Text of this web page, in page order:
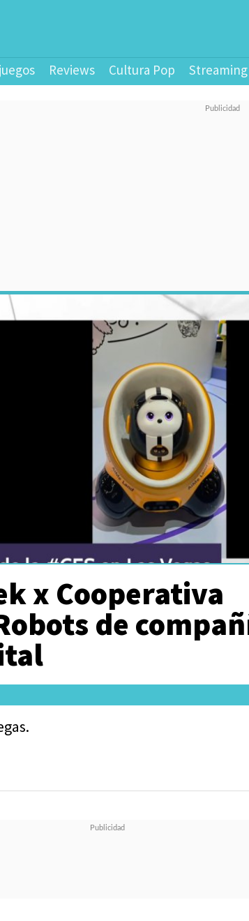
Reviews Cultura Pop Streaming
x Cooperativa
de